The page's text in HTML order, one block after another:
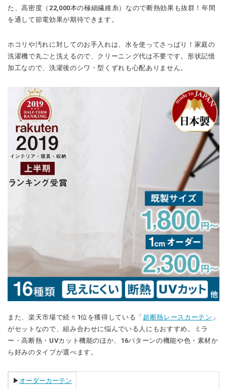
た、高密度（22,000本の極細繊維糸）なので断熱効果も抜群！年間
を通して節電効果が期待できます。
ホコリや汚れに対してのお手入れは、水を使ってさっぱり！家庭の
洗濯機で丸ごと洗えるので、クリーニング代は不要です。形状記憶
加工なので、洗濯後のシワ・型くずれも心配ありません。
また、楽天市場で続々1位を獲得している「 超断熱レースカーテン 」
がセットなので、組み合わせに悩んでいる人にもおすすめ。ミラ
ー・高断熱・UVカット機能のほか、16パターンの機能や色・素材か
ら好みのタイプが選べます。
▶︎ オーダーカーテン